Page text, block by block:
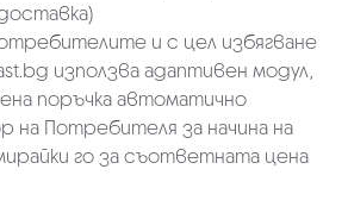
и с цел избягване
използва адаптивен модул,
поръчка автоматично
на Потребителя за начина на
го за съответната цена